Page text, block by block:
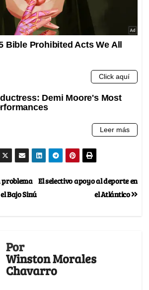
El selectivo apoyo al deporte en
el Atlántico
problema
Bajo Sinú
Por
Winston Morales
Chavarro